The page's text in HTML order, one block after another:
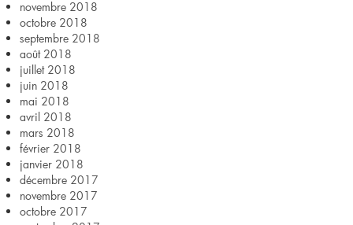
novembre 2018
octobre 2018
septembre 2018
août 2018
juillet 2018
juin 2018
mai 2018
avril 2018
mars 2018
février 2018
janvier 2018
décembre 2017
novembre 2017
octobre 2017